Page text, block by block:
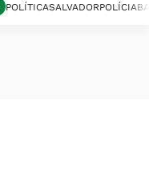
POLÍTICASALVADORPOLÍCIA